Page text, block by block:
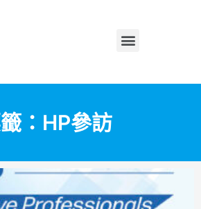
：HP參訪